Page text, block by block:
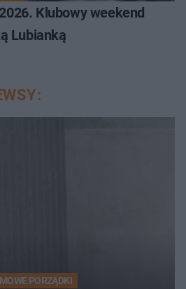
Klubowy weekend
Lubianką
PORZĄDKI